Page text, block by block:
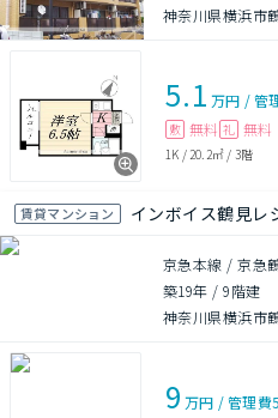
神奈川県横浜市
5.1 万円 /管
敷 無料 礼 無料
1K / 20.2㎡ / 3階
賃貸マンション インボイス鶴見レ
京急本線 / 京急
築19年 /9階建
神奈川県横浜市
9 万円 /管理費